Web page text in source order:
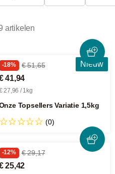
artikelen
Nieuw
-18% € 51,65
41,94
27,96 / 1kg
Topsellers Variatie 1,5kg
(0)
-12% € 29,17
25,42